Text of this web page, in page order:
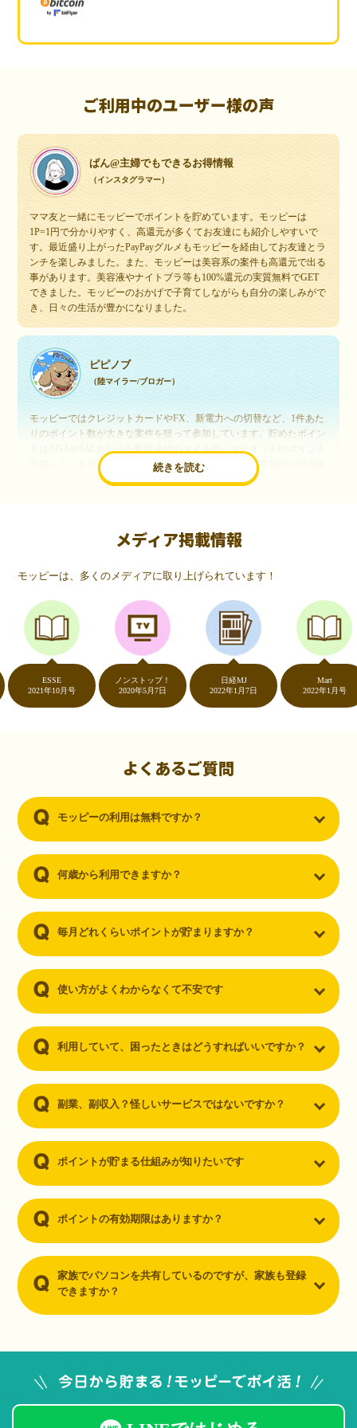
ご利用中のユーザー様の声
ぱん@主婦でもできるお得情報
（インスタグラマー）
ママ友と一緒にモッピーでポイントを貯めています。モッピーは
1P=1円で分かりやすく、高還元が多くてお友達にも紹介しやすいで
す。最近盛り上がったPayPayグルメもモッピーを経由してお友達とラ
ンチを楽しみました。また、モッピーは美容系の案件も高還元で出る
事があります。美容液やナイトブラ等も100%還元の実質無料でGET
できました。モッピーのおかげで子育てしながらも自分の楽しみがで
き、日々の生活が豊かになりました。
続きを読む
ピピノブ
（陸マイラー/ブロガー）
モッピーではクレジットカードやFX、新電力への切替など、1件あた
りのポイント数が大きな案件を狙って参加しています。貯めたポイン
交換しています。このようにすることで、ほぼ無料で年数回の国内旅
行や海外旅行を実現しています。モッピーは陸マイラーや旅行好きに
いつものネットショッピングが、モッピーでお得
（20代・女性）
友達に勧められてモッピーをはじめました。空いた時間にスマホで買
い物をすることが多いのですが、モッピーを経由するだけでショップ
のポイントとモッピーのポイントが二重で貯まることを知り、ビック
リ…！いつものネットショッピングをモッピーを経由するだけでポイ
ントが貯まるなんて…もっと早く教えてほしかった～！貯まったポイ
ントはギフト券に交換して、プチ贅沢を楽しんでます♪
（30代・男性）
ーを知りました。クレジットカードを発行するだけでポイントが貯ま
るならと無料登録して、クレジットカードの発行やアプリダウンロー
メディア掲載情報
モッピーは、多くのメディアに取り上げられています！
2021年10月号
ノンストップ！
2020年5月7日
日経MJ
2022年1月7日
2022年1月号
よくあるご質問
モッピーの利用は無料ですか？
何歳から利用できますか？
毎月どれくらいポイントが貯まりますか？
使い方がよくわからなくて不安です
利用していて、困ったときはどうすればいいですか？
副業、副収入？怪しいサービスではないですか？
ポイントが貯まる仕組みが知りたいです
ポイントの有効期限はありますか？
家族でパソコンを共有しているのですが、家族も登録
できますか？